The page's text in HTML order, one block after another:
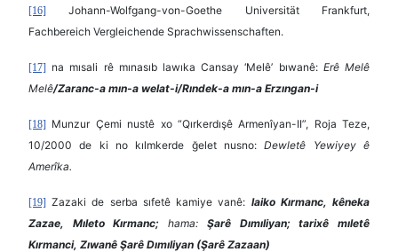
[16] Johann-Wolfgang-von-Goethe Universität Frankfurt,
Fachbereich Vergleichende Sprachwissenschaften.
[17] na mısali rê mınasıb lawıka Cansay‘Melê’ bıwanê: Erê Melê
Melê/Zaranc-a mın-a welat-i/Rındek-a mın-a Erzıngan-i
[18] Munzur Çemi nustê xo “Qırkerdışê Armenîyan-II”, Roja Teze,
10/2000 de ki no kılmkerde ğelet nusno:Dewletê Yewiyey ê
Amerîka.
[19] Zazaki de serba sıfetê kamiye vanê: laiko Kırmanc, kêneka
Zazae, Mıleto Kırmanc;hama: Şarê Dımıliyan; tarixê mıletê
Kırmanci, Zıwanê Şarê Dımıliyan (Şarê Zazaan)